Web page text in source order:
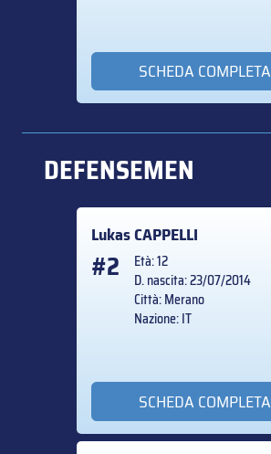
SCHEDA COMPLETA
DEFENSEMEN
LukasCAPPELLI
#2
Età: 12
D. nascita: 23/07/2014
Città: Merano
Nazione: IT
SCHEDA COMPLETA